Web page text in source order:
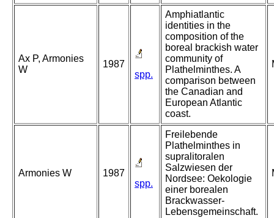
Ax P, Armonies
W
1987
spp.
Amphiatlantic
identities in the
composition of the
boreal brackish water
community of
Plathelminthes. A
comparison between
the Canadian and
European Atlantic
coast.
Armonies W
1987
spp.
Freilebende
Plathelminthes in
supralitoralen
Salzwiesen der
Nordsee: Oekologie
einer borealen
Brackwasser-
Lebensgemeinschaft.